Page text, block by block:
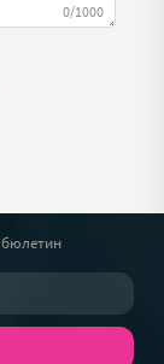
0/1000